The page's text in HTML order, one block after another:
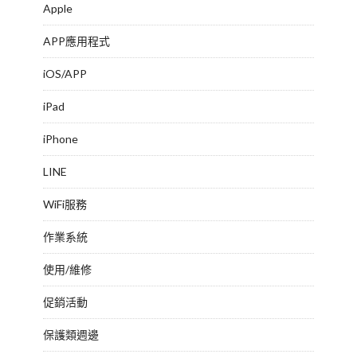
Apple
APP應用程式
iOS/APP
iPad
iPhone
LINE
WiFi服務
作業系統
使用/維修
促銷活動
保護類週邊